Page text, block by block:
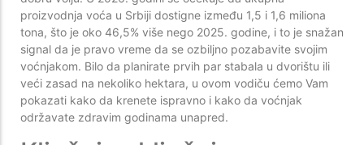
proizvodnja voća u Srbiji dostigne između 1,5 i 1,6 miliona
tona, što je oko 46,5% više nego 2025. godine, i to je snažan
signal da je pravo vreme da se ozbiljno pozabavite svojim
voćnjakom. Bilo da planirate prvih par stabala u dvorištu ili
veći zasad na nekoliko hektara, u ovom vodiču ćemo Vam
pokazati kako da krenete ispravno i kako da voćnjak
održavate zdravim godinama unapred.